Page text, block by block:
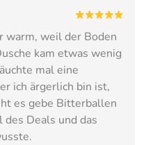
warm, weil der Boden
kam etwas wenig
mal eine
ich ärgerlich bin ist,
es gebe Bitterballen
Deals und das